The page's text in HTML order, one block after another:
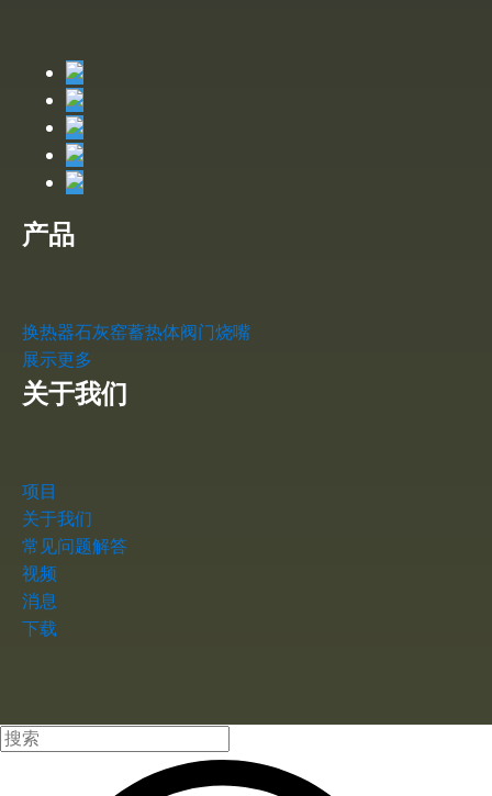
产品
换热器石灰窑蓄热体阀门烧嘴
展示更多
关于我们
项目
关于我们
常见问题解答
视频
消息
下载